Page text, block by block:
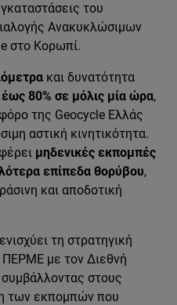
του
Ανακυκλώσιμων
στο Κορωπί.
και δυνατότητα
80% σε μόλις μία ώρα,
της Geocycle Ελλάς
αστική κινητικότητα.
μηδενικές εκπομπές
επίπεδα θορύβου,
και αποδοτική
τη στρατηγική
ΠΕΡΜΕ με τον Διεθνή
στους
των εκπομπών που